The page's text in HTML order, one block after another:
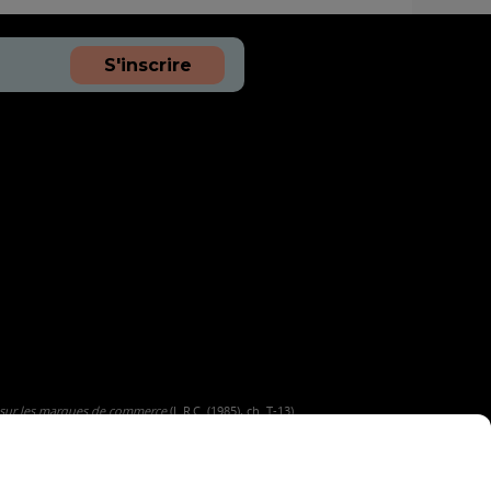
Châteauguay)
S'inscrire
les marques de commerce(L.R.C. (1985), ch. T-13).